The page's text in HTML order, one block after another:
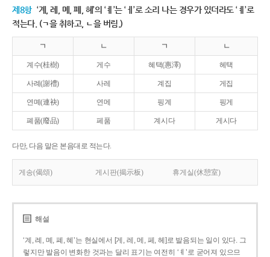
제8항 ‘계, 례, 몌, 폐, 혜’의 ‘ㅖ’는 ‘ㅔ’로 소리 나는 경우가 있더라도 ‘ㅖ’로
적는다. (ㄱ을 취하고, ㄴ을 버림.)
ㄱ ㄴ ㄱ ㄴ
계수(桂樹) 게수 혜택(惠澤) 헤택
사례(謝禮) 사레 계집 게집
연몌(連袂) 연메 핑계 핑게
폐품(廢品) 페품 계시다 게시다
다만, 다음 말은 본음대로 적는다.
게송(偈頌) 게시판(揭示板) 휴게실(休憩室)
해설
‘계, 례, 몌, 폐, 혜’는 현실에서 [게, 레, 메, 페, 헤]로 발음되는 일이 있다. 그
렇지만 발음이 변화한 것과는 달리 표기는 여전히 ‘ㅖ’로 굳어져 있으므